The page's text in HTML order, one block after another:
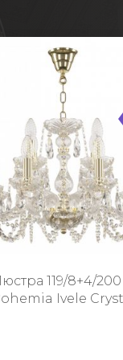
119/8+4/200
Ivele
119/8+4/200 G
Тип: Стеклянный рожок
арматуры:
Кол-во ламп:
Диаметр: 58